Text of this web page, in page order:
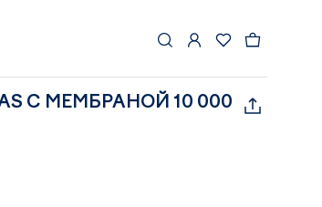
С МЕМБРАНОЙ 10 000